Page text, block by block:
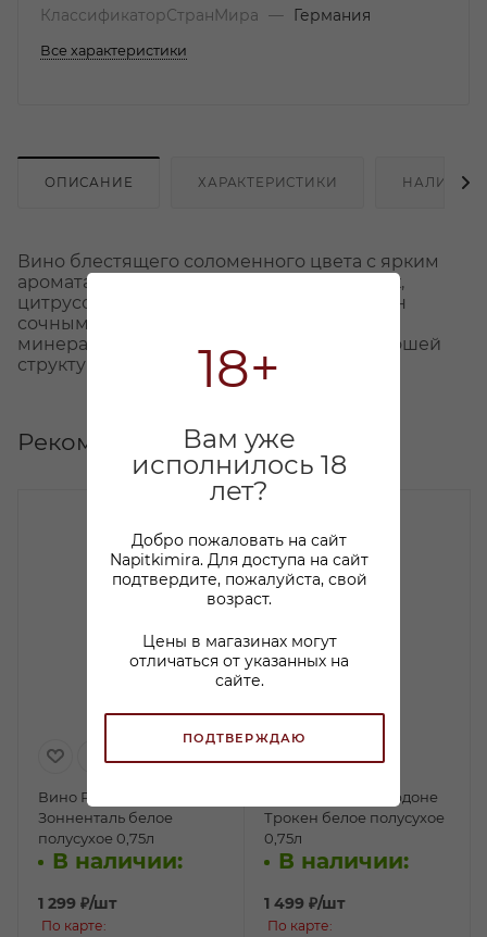
18+
Вам уже
исполнилось 18
лет?
Добро пожаловать на сайт
Napitkimira. Для доступа на сайт
подтвердите, пожалуйста, свой
возраст.
Цены в магазинах могут
отличаться от указанных на
сайте.
ПОДТВЕРЖДАЮ
КлассификаторСтранМира
— Германия
Все характеристики
ОПИСАНИЕ ХАРАКТЕРИСТИКИ НАЛИЧИЕ
Вино блестящего соломенного цвета с ярким
ароматами персика и других косточковых,
цитрусовых и пряных трав. Вкус наполнен
сочными тропическими фруктам, вино
минеральное и сбалансированное, с хорошей
структурой и долгим послевкусием.
Рекомендуем
Вино Рислинг Пфальц
Зонненталь белое
полусухое 0,75л
В наличии:
1 299 ₽/шт
По карте:
Вино Майбах Шардоне
Трокен белое полусухое
0,75л
В наличии:
1 499 ₽/шт
По карте: